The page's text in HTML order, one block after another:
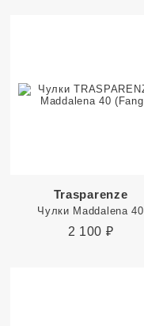
Trasparenze
Чулки Maddalena 40
2 100 ₽